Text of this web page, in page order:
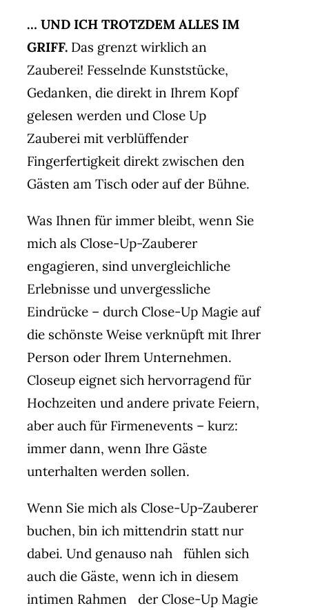
… UND ICH TROTZDEM ALLES IM
GRIFF.Das grenzt wirklich an
Zauberei! Fesselnde Kunststücke,
Gedanken, die direkt in Ihrem Kopf
gelesen werden und Close Up
Zauberei mit verblüffender
Fingerfertigkeit direkt zwischen den
Gästen am Tisch oder auf der Bühne.
Was Ihnen für immer bleibt, wenn Sie
mich als Close-Up-Zauberer
engagieren, sind unvergleichliche
Erlebnisse und unvergessliche
Eindrücke – durch Close-Up Magie auf
die schönste Weise verknüpft mit Ihrer
Person oder Ihrem Unternehmen.
Closeup eignet sich hervorragend für
Hochzeiten und andere private Feiern,
aber auch für Firmenevents – kurz:
immer dann, wenn Ihre Gäste
unterhalten werden sollen.
Wenn Sie mich als Close-Up-Zauberer
buchen, bin ich mittendrin statt nur
dabei. Und genauso nah fühlen sich
auch die Gäste, wenn ich in diesem
intimen Rahmen der Close-Up Magie